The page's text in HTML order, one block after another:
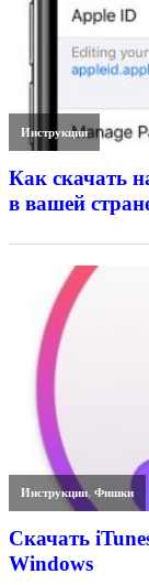
Инструкции
Как скачать
в вашей
Инструкции,Фишки
Скачать
Windows